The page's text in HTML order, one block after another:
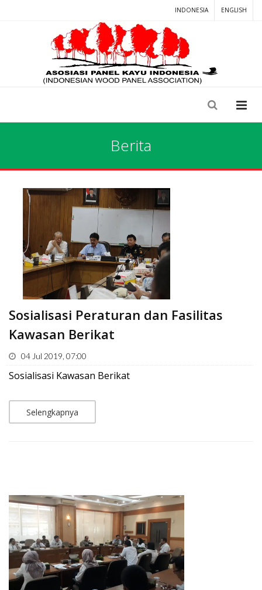
INDONESIA ENGLISH
Berita
Sosialisasi Peraturan dan Fasilitas
Kawasan Berikat
04 Jul 2019, 07:00
Sosialisasi Kawasan Berikat
Selengkapnya